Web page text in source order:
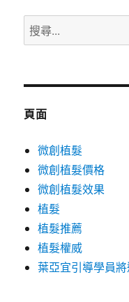
搜
尋
鍵
頁面
微創植髮
微創植髮價格
微創植髮效果
植髮
植髮推薦
植髮權威
葉亞宜引導學員